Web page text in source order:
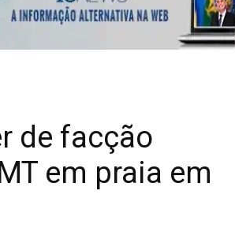
de facção
em praia em